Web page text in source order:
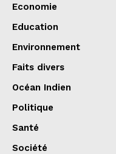
Economie
Education
Environnement
Faits divers
Océan Indien
Politique
Santé
Société